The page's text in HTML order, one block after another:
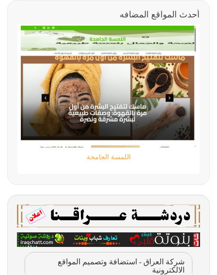
أحدث المواقع المضافه
اللمسة الجامحة
شركة العراق - استضافة وتصميم المواقع
الالكترونية